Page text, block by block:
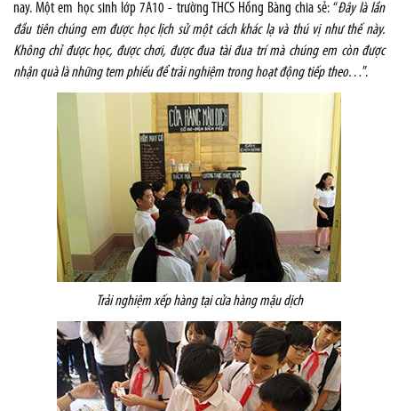
nay. Một em học sinh lớp 7A10 - trường THCS Hồng Bàng chia sẻ: “Đây là lần
đầu tiên chúng em được học lịch sử một cách khác lạ và thú vị như thế này.
Không chỉ được học, được chơi, được đua tài đua trí mà chúng em còn được
nhận quà là những tem phiếu để trải nghiệm trong hoạt động tiếp theo…”.
Trải nghiệm xếp hàng tại cửa hàng mậu dịch